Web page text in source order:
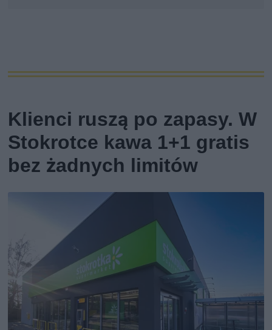
Klienci ruszą po zapasy. W
Stokrotce kawa 1+1 gratis
bez żadnych limitów